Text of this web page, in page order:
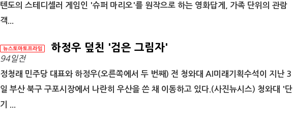
텐도의 스테디셀러 게임인 '슈퍼 마리오'를 원작으로 하는 영화답게, 가족 단위의 관람
객...
하정우 덮친 '검은 그림자'
94일전
정청래 민주당 대표와 하정우(오른쪽에서 두 번째) 전 청와대 AI미래기획수석이 지난 3
일 부산 북구 구포시장에서 나란히 우산을 쓴 채 이동하고 있다.(사진뉴시스) 청와대 '단
기 ...